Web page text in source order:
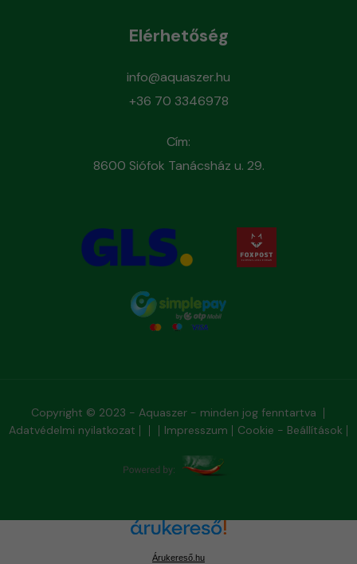
Elérhetőség
info@aquaszer.hu
+36 70 3346978
Cím:
8600 Siófok Tanácsház u. 29.
Copyright © 2023 - Aquaszer - minden jog fenntartva
Adatvédelmi nyilatkozat
Impresszum Cookie - Beállítások
Árukereső.hu